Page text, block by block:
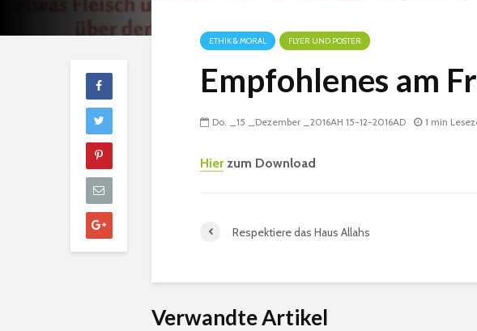
ETHIK & MORAL FLYER UND POSTER
Empfohlenes am
Do. _15 _Dezember _2016AH 15-12-2016AD 1 min
Hierzum Download
Respektiere das Haus Allahs
Verwandte Artikel